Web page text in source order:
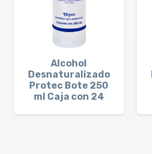
Alcohol
Desnaturalizado
Protec Bote 250
ml Caja con 24